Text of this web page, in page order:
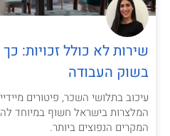
שירות לא כולל זכויות:
בשוק העבודה
עיכוב בתלושי השכר, פיטורים
המלצרות בישראל חשוף במיוחד
המקרים הנפוצים ביותר.